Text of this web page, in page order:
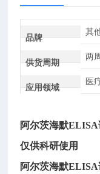
品牌
其
供货周期
两
应用领域
医
阿尔茨海默
仅供科研使用
阿尔茨海默